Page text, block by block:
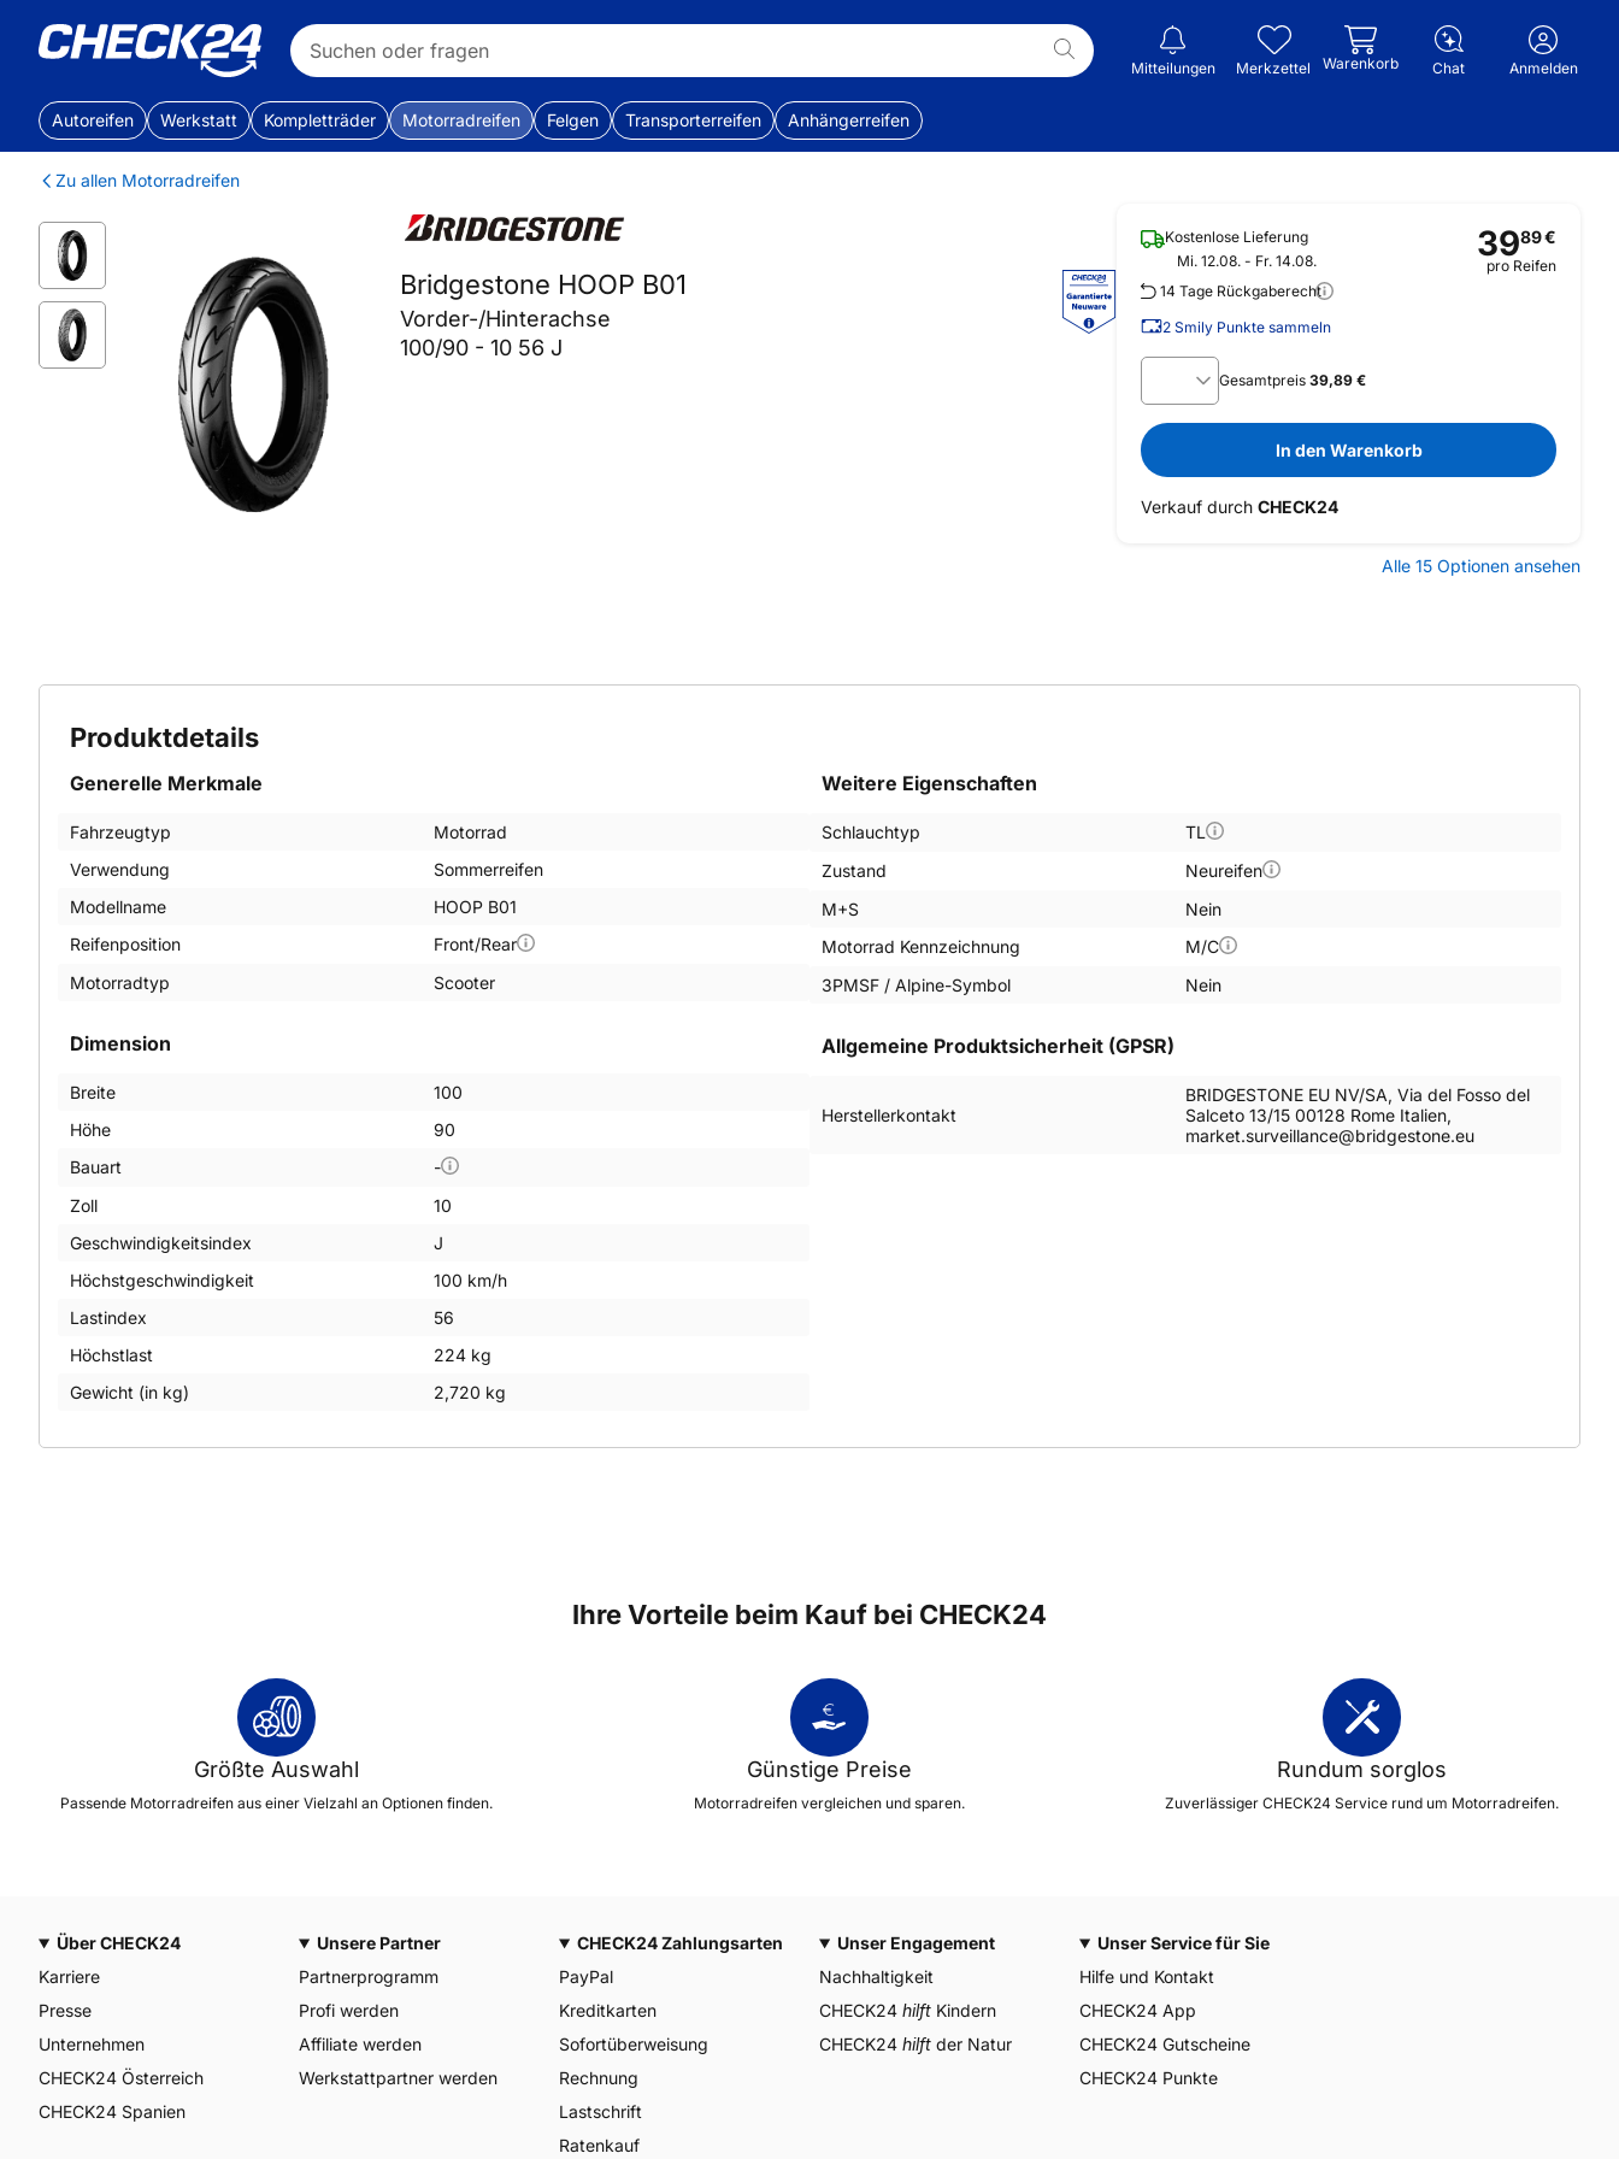
Mitteilungen Merkzettel Warenkorb Chat Anmelden
Autoreifen Werkstatt Kompletträder Motorradreifen Felgen Transporterreifen Anhängerreifen
Zu allen Motorradreifen
Bridgestone HOOP B01
Vorder-/Hinterachse
100/90 - 10 56 J
Kostenlose Lieferung
Mi. 12.08. - Fr. 14.08.
14 Tage Rückgaberecht
2 Smily Punkte sammeln
3989€
pro Reifen
Gesamtpreis 39,89 €
In den Warenkorb
Verkauf durch CHECK24
Alle 15 Optionen ansehen
Produktdetails
Dimension
Breite
100
Höhe
90
Bauart
-
Zoll
10
Geschwindigkeitsindex
J
Höchstgeschwindigkeit
100 km/h
Lastindex
56
Höchstlast
224 kg
Gewicht (in kg)
2,720 kg
Generelle Merkmale
Fahrzeugtyp
Motorrad
Verwendung
Sommerreifen
Modellname
HOOP B01
Reifenposition
Front/Rear
Motorradtyp
Scooter
Weitere Eigenschaften
Schlauchtyp
TL
Zustand
Neureifen
M+S
Nein
Motorrad Kennzeichnung
M/C
3PMSF / Alpine-Symbol
Nein
Allgemeine Produktsicherheit (GPSR)
Herstellerkontakt
BRIDGESTONE EU NV/SA, Via del Fosso del
Salceto 13/15 00128 Rome Italien,
market.surveillance@bridgestone.eu
Ihre Vorteile beim Kauf bei CHECK24
Größte Auswahl
Passende Motorradreifen aus einer Vielzahl an Optionen finden.
Günstige Preise
Motorradreifen vergleichen und sparen.
Rundum sorglos
Zuverlässiger CHECK24 Service rund um Motorradreifen.
Über CHECK24
Karriere
Presse
Unternehmen
CHECK24 Österreich
CHECK24 Spanien
Unsere Partner
Partnerprogramm
Profi werden
Affiliate werden
Werkstattpartner werden
CHECK24 Zahlungsarten
PayPal
Kreditkarten
Sofortüberweisung
Rechnung
Lastschrift
Ratenkauf
Unser Engagement
Nachhaltigkeit
CHECK24 hilft Kindern
CHECK24 hilft der Natur
Unser Service für Sie
Hilfe und Kontakt
CHECK24 App
CHECK24 Gutscheine
CHECK24 Punkte